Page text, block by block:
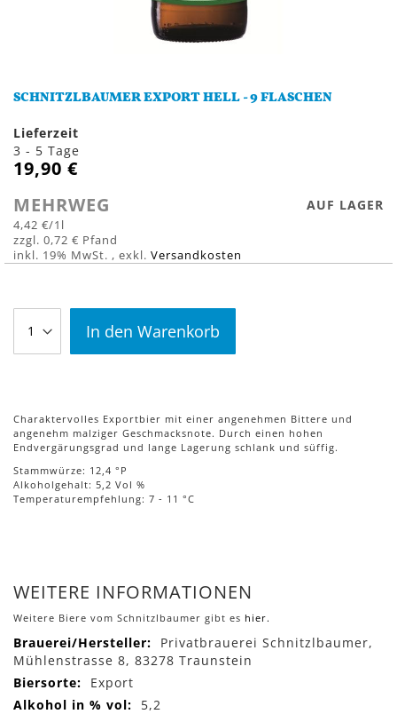
SCHNITZLBAUMER EXPORT HELL - 9 FLASCHEN
Lieferzeit
3 - 5 Tage
19,90 €
MEHRWEG
4,42 €/1l
0,72 €
inkl. 19% MwSt. , exkl. Versandkosten
AUF LAGER
In den Warenkorb
Charaktervolles Exportbier mit einer angenehmen Bittere und
angenehm malziger Geschmacksnote. Durch einen hohen
Endvergärungsgrad und lange Lagerung schlank und süffig.
Stammwürze: 12,4 °P
Alkoholgehalt: 5,2 Vol %
Temperaturempfehlung: 7 - 11 °C
der
springen
WEITERE INFORMATIONEN
Weitere Biere vom Schnitzlbaumer gibt es hier.
Mehr
Informationen
Privatbrauerei Schnitzlbaumer,
Mühlenstrasse 8, 83278 Traunstein
Export
5,2